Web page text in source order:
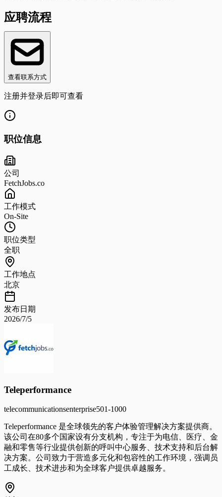
应聘流程
查看联系方式
注册并登录后即可查看
职位信息
公司
FetchJobs.co
工作模式
On-Site
职位类型
全职
工作地点
北京
发布日期
2026/7/5
Teleperformance
telecommunicationsenterprise501-1000
Teleperformance 是全球领先的客户体验管理解决方案提供商。
该公司在80多个国家设有分支机构，专注于为电信、医疗、金
融和零售等行业提供创新的呼叫中心服务、技术支持和后台解
决方案。公司致力于营造多元化和包容性的工作环境，强调员
工成长、技术进步和为全球客户提供卓越服务。